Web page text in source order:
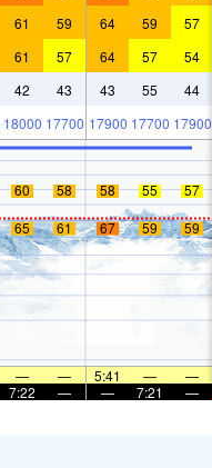
61 59 64 59 57
61 57 64 57 54
42 43 43 55 44
18000 17700 17900 17700 17900
60 58 58 55
57
65 61 67 59 59
— — 5:41 —
—
7:22 — — 7:21 —